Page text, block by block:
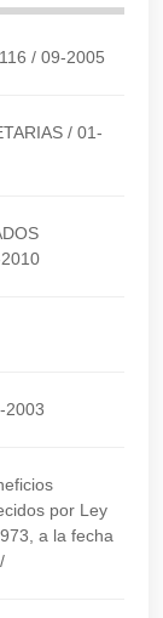
/ 09-2005
/ 01-
2003
por Ley
a la fecha
/